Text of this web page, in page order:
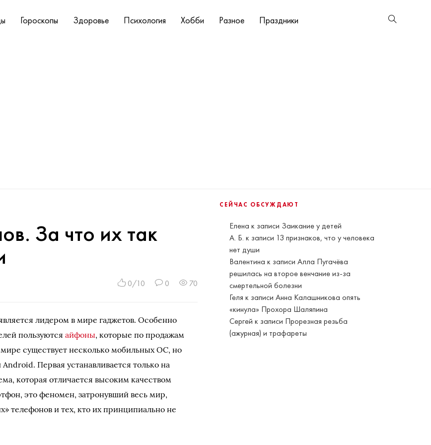
Гороскопы Здоровье Психология Хобби Разное Праздники
СЕЙЧАС ОБСУЖДАЮТ
Елена к записи Заикание у детей
А. Б. к записи 13 признаков, что у человека
нет души
Валентина к записиАлла Пугачёва
решилась на второе венчание из-за
смертельной болезни
Геля к записиАнна Калашникова опять
«кинула» Прохора Шаляпина
Сергей к записи Прорезная резьба
(ажурная) и трафареты
За что их так
0/10 0 70
лидером в мире гаджетов. Особенно
пользуютсяайфоны, которые по продажам
существует несколько мобильных ОС, но
Первая устанавливается только на
которая отличается высоким качеством
это феномен, затронувший весь мир,
телефонов и тех, кто их принципиально не